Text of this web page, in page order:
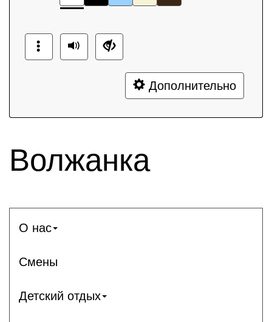
Дополнительно
Волжанка
О нас
Смены
Детский отдых